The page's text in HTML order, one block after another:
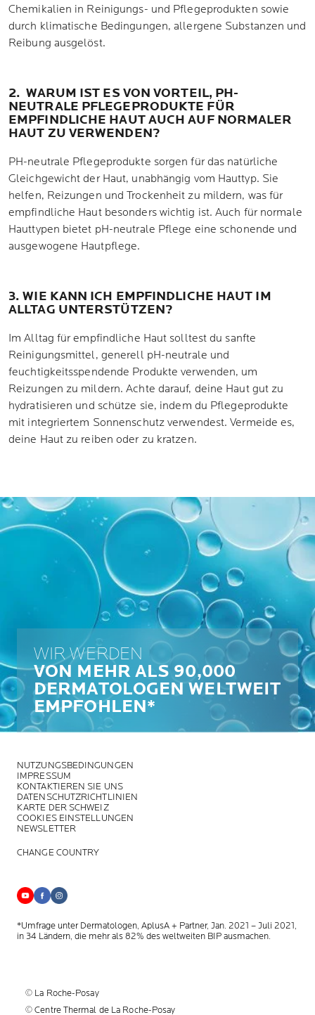
Chemikalien in Reinigungs- und Pflegeprodukten sowie
durch klimatische Bedingungen, allergene Substanzen und
Reibung ausgelöst.
2. WARUM IST ES VON VORTEIL, PH-
NEUTRALE PFLEGEPRODUKTE FÜR
EMPFINDLICHE HAUT AUCH AUF NORMALER
HAUT ZU VERWENDEN?
PH-neutrale Pflegeprodukte sorgen für das natürliche
Gleichgewicht der Haut, unabhängig vom Hauttyp. Sie
helfen, Reizungen und Trockenheit zu mildern, was für
empfindliche Haut besonders wichtig ist. Auch für normale
Hauttypen bietet pH-neutrale Pflege eine schonende und
ausgewogene Hautpflege.
3. WIE KANN ICH EMPFINDLICHE HAUT IM
ALLTAG UNTERSTÜTZEN?
Im Alltag für empfindliche Haut solltest du sanfte
Reinigungsmittel, generell pH-neutrale und
feuchtigkeitsspendende Produkte verwenden, um
Reizungen zu mildern. Achte darauf, deine Haut gut zu
hydratisieren und schütze sie, indem du Pflegeprodukte
mit integriertem Sonnenschutz verwendest. Vermeide es,
deine Haut zu reiben oder zu kratzen.
WIR WERDEN
VON MEHR ALS 90,000
DERMATOLOGEN WELTWEIT
EMPFOHLEN*
NUTZUNGSBEDINGUNGEN
IMPRESSUM
KONTAKTIEREN SIE UNS
DATENSCHUTZRICHTLINIEN
KARTE DER SCHWEIZ
COOKIES EINSTELLUNGEN
NEWSLETTER
CHANGE COUNTRY
*Umfrage unter Dermatologen, AplusA + Partner, Jan. 2021 – Juli 2021,
in 34 Ländern, die mehr als 82% des weltweiten BIP ausmachen.
© La Roche-Posay
© Centre Thermal de La Roche-Posay